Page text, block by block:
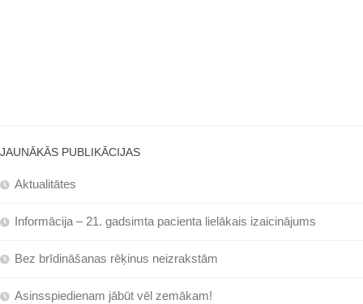
JAUNĀKĀS PUBLIKĀCIJAS
Aktualitātes
Informācija – 21. gadsimta pacienta lielākais izaicinājums
Bez brīdināšanas rēķinus neizrakstām
Asinsspiedienam jābūt vēl zemākam!